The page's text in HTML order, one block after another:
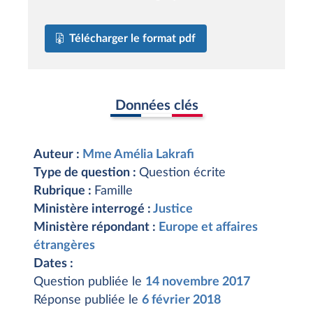
Télécharger le format pdf
Données clés
Auteur : Mme Amélia Lakrafi
Type de question : Question écrite
Rubrique : Famille
Ministère interrogé : Justice
Ministère répondant : Europe et affaires
étrangères
Dates :
Question publiée le 14 novembre 2017
Réponse publiée le 6 février 2018